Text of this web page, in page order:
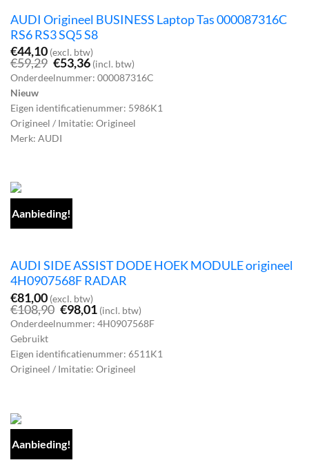
AUDI Origineel BUSINESS Laptop Tas 000087316C
RS6 RS3 SQ5 S8
€44,10 (excl. btw)
€59,29 Oorspronkelijke
prijs
was:
€53,36Huidige
prijs
is:
(incl. btw)
Onderdeelnummer: 000087316C
Nieuw
Eigen identificatienummer: 5986K1
Origineel / Imitatie: Origineel
Merk: AUDI
Aanbieding!
AUDI SIDE ASSIST DODE HOEK MODULE origineel
4H0907568F RADAR
€81,00 (excl. btw)
€108,90 Oorspronkelijke
prijs
€98,01Huidige
prijs
(incl. btw)
Onderdeelnummer: 4H0907568F
Gebruikt
Eigen identificatienummer: 6511K1
Origineel / Imitatie: Origineel
Aanbieding!